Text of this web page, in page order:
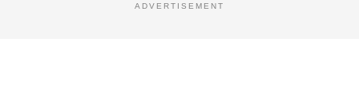
ADVERTISEMENT